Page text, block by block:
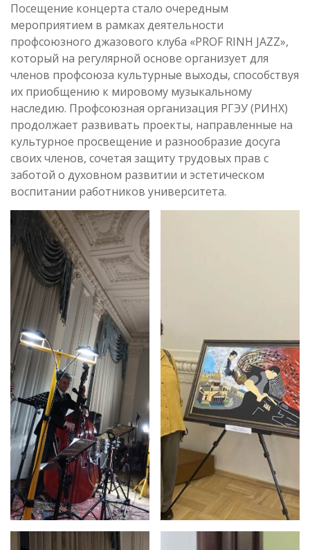
Посещение концерта стало очередным
мероприятием в рамках деятельности
профсоюзного джазового клуба «PROF RINH JAZZ»,
который на регулярной основе организует для
членов профсоюза культурные выходы, способствуя
их приобщению к мировому музыкальному
наследию. Профсоюзная организация РГЭУ (РИНХ)
продолжает развивать проекты, направленные на
культурное просвещение и разнообразие досуга
своих членов, сочетая защиту трудовых прав с
заботой о духовном развитии и эстетическом
воспитании работников университета.